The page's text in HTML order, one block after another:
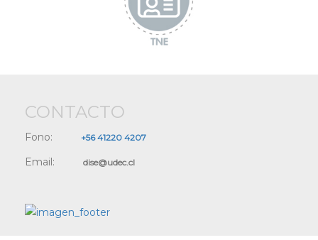
CONTACTO
Fono: +56 41220 4207
Email: dise@udec.cl